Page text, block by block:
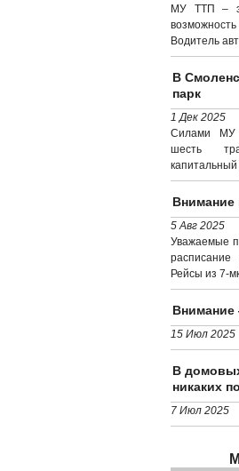
МУ ТТП –
Водитель
В
парк
1 Дек 2025
Силами МУ
шесть
Внимание
5 Авг 2025
Уважаемые
Рейсы из 7-
Внимание
15 Июл 2025
В
никаких
7 Июл 2025